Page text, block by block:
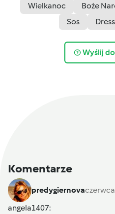
Wielkanoc
Boże
Sos
Wyślij
Komentarze
predygiernova
angela1407: